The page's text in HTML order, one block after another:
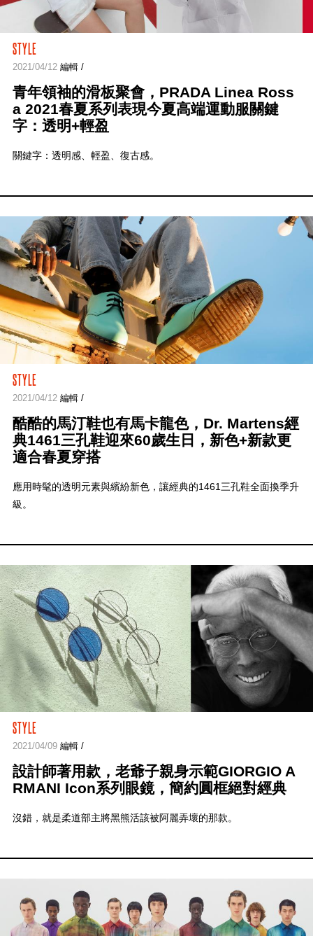
STYLE
2021/04/12編輯 /
青年領袖的滑板聚會，PRADA Linea Ross
a 2021春夏系列表現今夏高端運動服關鍵
字：透明+輕盈
關鍵字：透明感、輕盈、復古感。
STYLE
2021/04/12編輯 /
酷酷的馬汀鞋也有馬卡龍色，Dr. Martens經
典1461三孔鞋迎來60歲生日，新色+新款更
適合春夏穿搭
應用時髦的透明元素與繽紛新色，讓經典的1461三孔鞋全面換季升
級。
STYLE
2021/04/09編輯 /
設計師著用款，老爺子親身示範GIORGIO A
RMANI Icon系列眼鏡，簡約圓框絕對經典
沒錯，就是柔道部主將黑熊活該被阿麗弄壞的那款。